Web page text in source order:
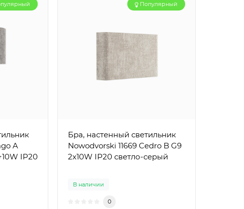
A
IP20
Популярный
Бра, настенный светильник
Nowodvorski 11669 Cedro B G9
2x10W IP20 светло-серый
В наличии
0